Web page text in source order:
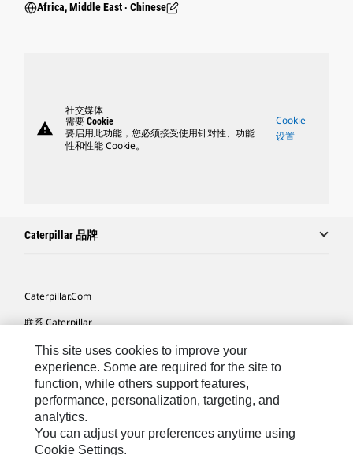
Africa, Middle East ‧ Chinese
warning
社交媒体
需要 Cookie
要启用此功能，您必须接受使用针对性、功能
性和性能 Cookie。
Cookie
设置
Caterpillar 品牌
Caterpillar.com
联系 Caterpillar
我的营销首选项
站点地图
Cookie Settings
法律
隐私
This site uses cookies to improve your
experience. Some are required for the site to
function, while others support features,
performance, personalization, targeting, and
analytics.
You can adjust your preferences anytime using
Cookie Settings.